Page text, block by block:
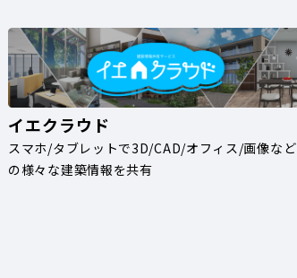
イエクラウド
スマホ/タブレットで3D/CAD/オフィス/画像など
の様々な建築情報を共有